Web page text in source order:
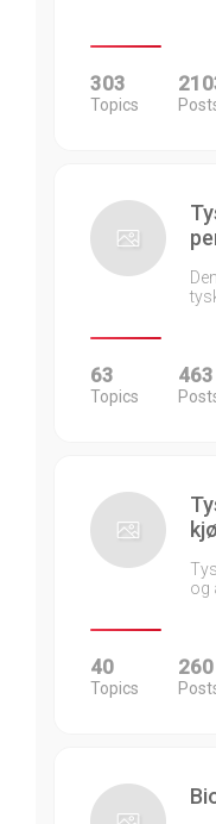
303
Topics
63
Topics
463
og
40
Topics
260